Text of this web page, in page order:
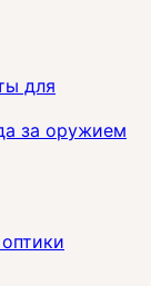
для
за оружием